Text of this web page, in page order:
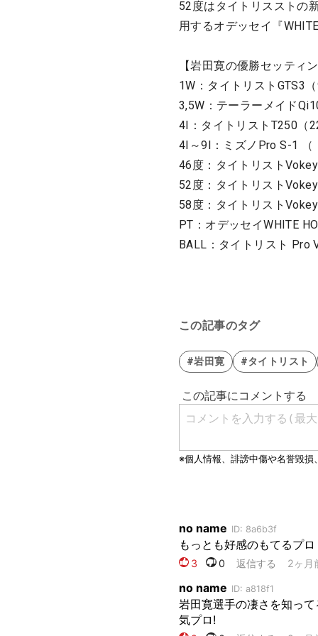
52度はタイトリスストの
用するオデッセイ『
【岩田寛の優勝セッティ
1W：タイトリストGTS3
3,5W：テーラーメイド
4I：タイトリストT250（
4I～9I：ミズノPro S-1 （
46度：タイトリスト
52度：タイトリスト
58度：タイトリスト
PT：オデッセイWHITE
BALL：タイトリスト Pro
この記事のタグ
#岩田寛 #タイトリスト